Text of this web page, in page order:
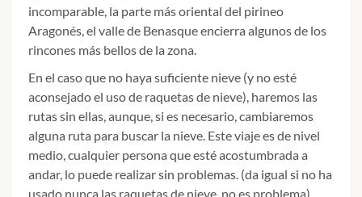
incomparable, la parte más oriental del pirineo
Aragonés, el valle de Benasque encierra algunos de los
rincones más bellos de la zona.
En el caso que no haya suficiente nieve (y no esté
aconsejado el uso de raquetas de nieve), haremos las
rutas sin ellas, aunque, si es necesario, cambiaremos
alguna ruta para buscar la nieve. Este viaje es de nivel
medio, cualquier persona que esté acostumbrada a
andar, lo puede realizar sin problemas. (da igual si no ha
usado nunca las raquetas de nieve, no es problema)